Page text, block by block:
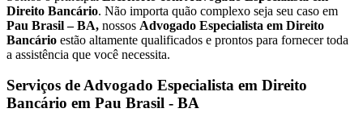
Direito Bancário. Não importa quão complexo seja seu caso em
Pau Brasil – BA, nossos Advogado Especialista em Direito
Bancário estão altamente qualificados e prontos para fornecer toda
a assistência que você necessita.
Serviços de Advogado Especialista em Direito
Bancário em Pau Brasil - BA